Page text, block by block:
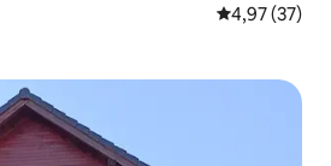
4,97 (37)